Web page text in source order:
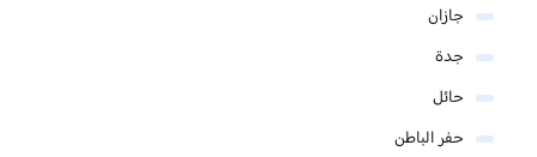
جازان
جدة
حائل
حفر الباطن